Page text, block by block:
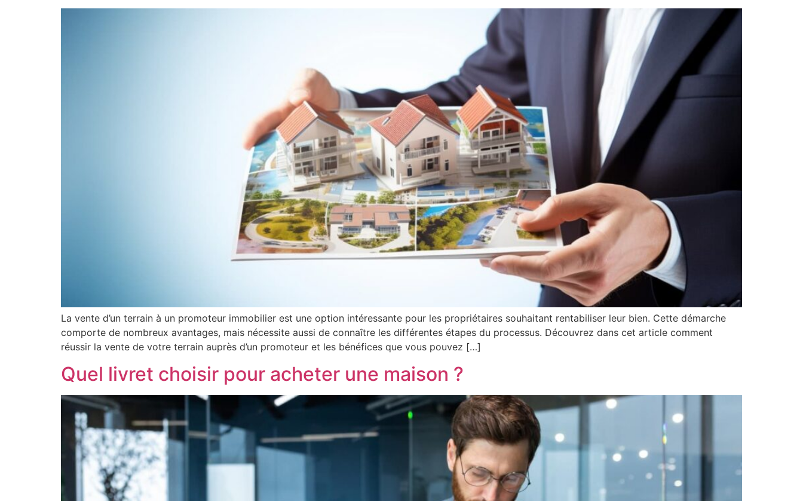
La vente d’un terrain à un promoteur immobilier est une option intéressante pour les propriétaires souhaitant rentabiliser leur bien. Cette démarche
comporte de nombreux avantages, mais nécessite aussi de connaître les différentes étapes du processus. Découvrez dans cet article comment
réussir la vente de votre terrain auprès d’un promoteur et les bénéfices que vous pouvez […]
Quel livret choisir pour acheter une maison ?